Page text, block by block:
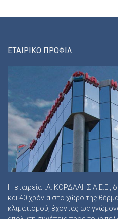
ΕΤΑΙΡΙΚΟ ΠΡΟΦΙΛ
Η εταιρεία Ι.Α. ΚΟΡΔΑΛΗΣ Α.Ε.Ε.,
και 40 χρόνια στο χώρο της
κλιματισμού, έχοντας ως